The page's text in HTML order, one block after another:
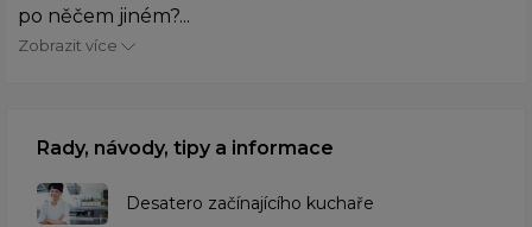
po něčem jiném?...
Zobrazit více
Rady, návody, tipy a informace
Desatero začínajícího kuchaře